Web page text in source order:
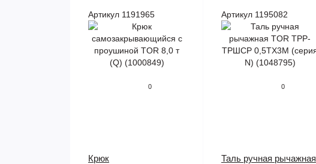
Артикул 1191965
0
Крюк
Артикул 1195082
0
Таль ручная рычажная